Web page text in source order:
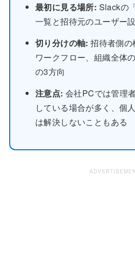
最初に見る場所: Slackの
一覧と招待元のユーザー
切り分けの軸: 招待者側
ワークフロー、組織全体
の3方向
注意点: 会社PCでは管理
している場合が多く、個
は解決しないこともある